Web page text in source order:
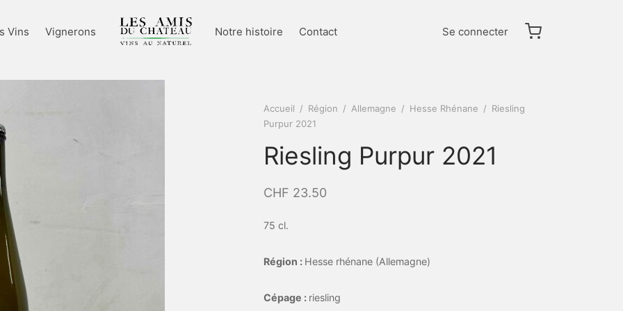
Vins Vignerons Notre histoire Contact Se connecter
Accueil / Région / Allemagne / Hesse Rhénane / Riesling
Purpur 2021
Riesling Purpur 2021
CHF 23.50
75 cl.
Région : Hesse rhénane (Allemagne)
Cépage : riesling